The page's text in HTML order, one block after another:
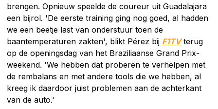
brengen. Opnieuw speelde de coureur uit Guadalajara
een bijrol. 'De eerste training ging nog goed, al hadden
we een beetje last van onderstuur toen de
baantemperaturen zakten', blikt Pérez bij F1TVterug
op de openingsdag van het Braziliaanse Grand Prix-
weekend. 'We hebben dat proberen te verhelpen met
de rembalans en met andere tools die we hebben, al
kreeg ik daardoor juist problemen aan de achterkant
van de auto.'